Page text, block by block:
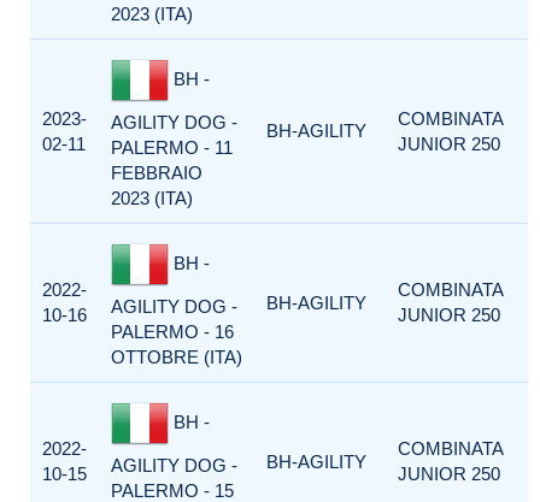
2023 (ITA)
2023-
02-11
BH -
AGILITY DOG -
PALERMO - 11
FEBBRAIO
2023 (ITA)
BH-AGILITY
COMBINATA
JUNIOR 250
2022-
10-16
BH -
AGILITY DOG -
PALERMO - 16
OTTOBRE (ITA)
BH-AGILITY
COMBINATA
JUNIOR 250
2022-
10-15
BH -
AGILITY DOG -
PALERMO - 15
BH-AGILITY
COMBINATA
JUNIOR 250